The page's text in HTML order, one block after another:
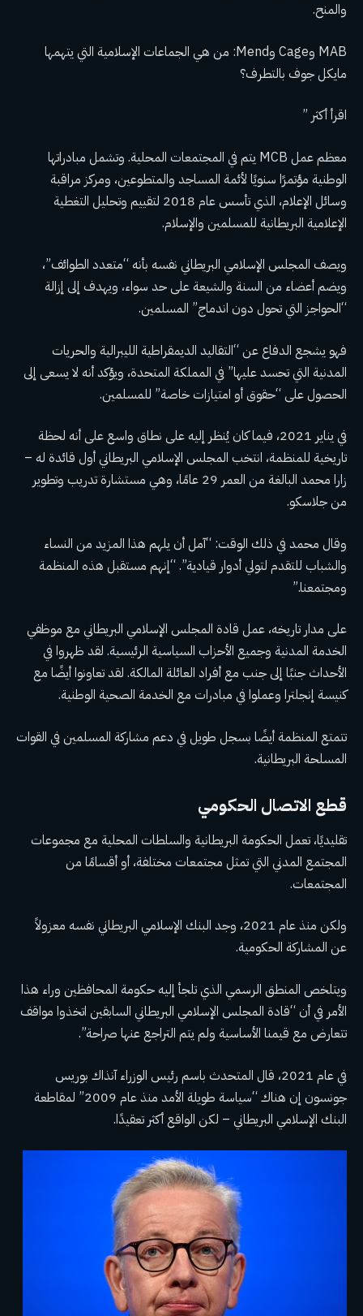
والمنح.
MAB وCage وMend: من هي الجماعات الإسلامية التي يتهمها
مايكل جوف بالتطرف؟
اقرأ أكثر ”
معظم عمل MCB يتم في المجتمعات المحلية. وتشمل مبادراتها
الوطنية مؤتمرًا سنويًا لأئمة المساجد والمتطوعين، ومركز مراقبة
وسائل الإعلام، الذي تأسس عام 2018 لتقييم وتحليل التغطية
الإعلامية البريطانية للمسلمين والإسلام.
ويصف المجلس الإسلامي البريطاني نفسه بأنه “متعدد الطوائف”،
ويضم أعضاء من السنة والشيعة على حد سواء، ويهدف إلى إزالة
“الحواجز التي تحول دون اندماج” المسلمين.
فهو يشجع الدفاع عن “التقاليد الديمقراطية الليبرالية والحريات
المدنية التي تحسد عليها” في المملكة المتحدة، ويؤكد أنه لا يسعى إلى
الحصول على “حقوق أو امتيازات خاصة” للمسلمين.
في يناير 2021، فيما كان يُنظر إليه على نطاق واسع على أنه لحظة
تاريخية للمنظمة، انتخب المجلس الإسلامي البريطاني أول قائدة له –
زارا محمد البالغة من العمر 29 عامًا، وهي مستشارة تدريب وتطوير
من جلاسكو.
وقال محمد في ذلك الوقت: “آمل أن يلهم هذا المزيد من النساء
والشباب للتقدم لتولي أدوار قيادية”. “إنهم مستقبل هذه المنظمة
ومجتمعنا.”
على مدار تاريخه، عمل قادة المجلس الإسلامي البريطاني مع موظفي
الخدمة المدنية وجميع الأحزاب السياسية الرئيسية. لقد ظهروا في
الأحداث جنبًا إلى جنب مع أفراد العائلة المالكة. لقد تعاونوا أيضًا مع
كنيسة إنجلترا وعملوا في مبادرات مع الخدمة الصحية الوطنية.
تتمتع المنظمة أيضًا بسجل طويل في دعم مشاركة المسلمين في القوات
المسلحة البريطانية.
قطع الاتصال الحكومي
تقليديًا، تعمل الحكومة البريطانية والسلطات المحلية مع مجموعات
المجتمع المدني التي تمثل مجتمعات مختلفة، أو أقسامًا من
المجتمعات.
ولكن منذ عام 2021، وجد البنك الإسلامي البريطاني نفسه معزولاً
عن المشاركة الحكومية.
ويتلخص المنطق الرسمي الذي تلجأ إليه حكومة المحافظين وراء هذا
الأمر في أن “قادة المجلس الإسلامي البريطاني السابقين اتخذوا مواقف
تتعارض مع قيمنا الأساسية ولم يتم التراجع عنها صراحة”.
في عام 2021، قال المتحدث باسم رئيس الوزراء آنذاك بوريس
جونسون إن هناك “سياسة طويلة الأمد منذ عام 2009” لمقاطعة
البنك الإسلامي البريطاني – لكن الواقع أكثر تعقيدًا.